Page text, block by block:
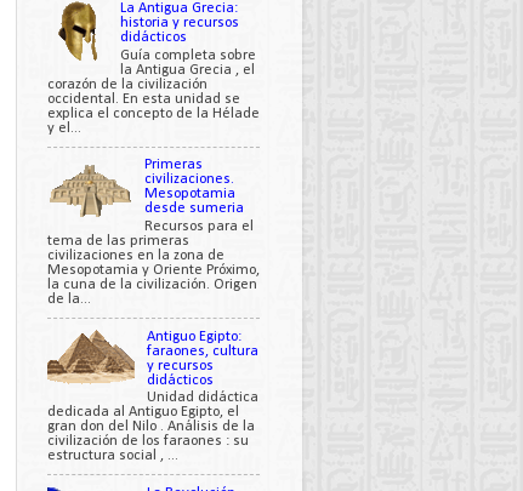
La Antigua Grecia:
historia y recursos
didácticos
Guía completa sobre
la Antigua Grecia , el
corazón de la civilización
occidental. En esta unidad se
explica el concepto de la Hélade
y el...
Primeras
civilizaciones.
Mesopotamia
desde sumeria
Recursos para el
tema de las primeras
civilizaciones en la zona de
Mesopotamia y Oriente Próximo,
la cuna de la civilización. Origen
de la...
Antiguo Egipto:
faraones, cultura
y recursos
didácticos
Unidad didáctica
dedicada al Antiguo Egipto, el
gran don del Nilo . Análisis de la
civilización de los faraones : su
estructura social , ...